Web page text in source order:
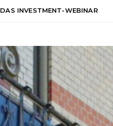
DAS INVESTMENT-WEBINAR